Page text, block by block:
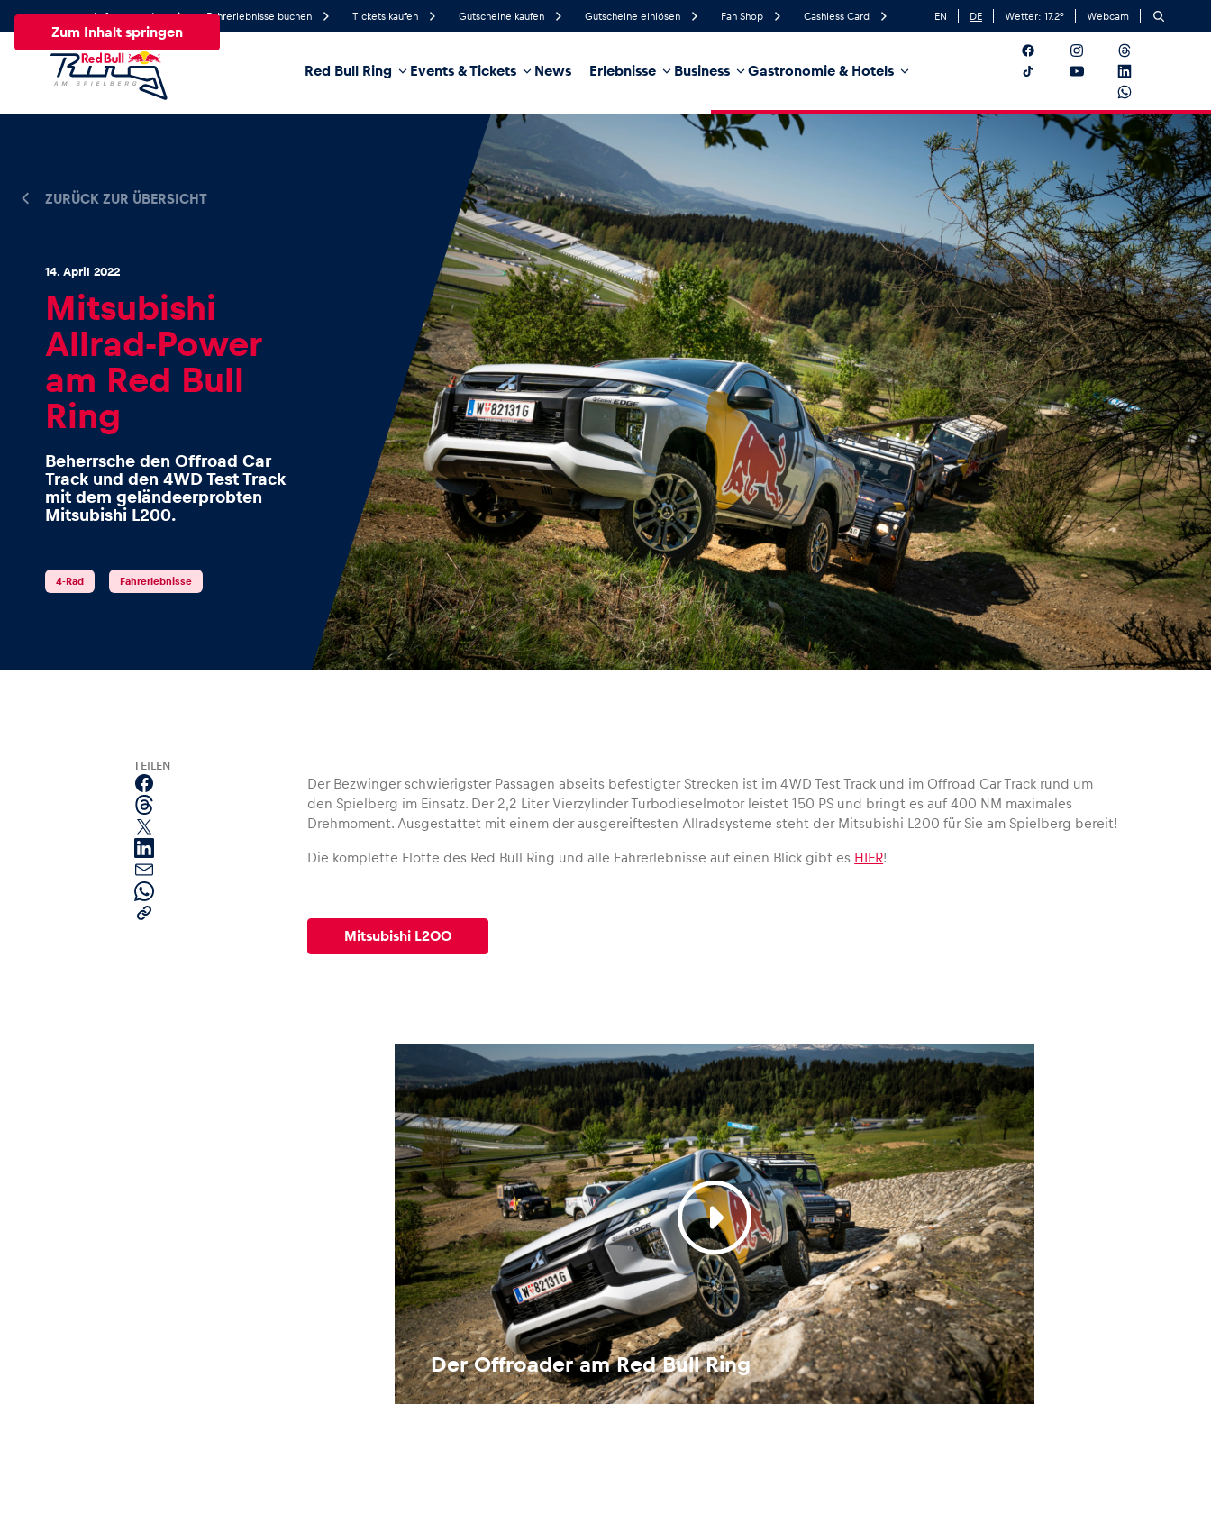
Zum Inhalt springen
Anfrage senden Fahrerlebnisse buchen Tickets kaufen Gutscheine kaufen Gutscheine einlösen Fan Shop Cashless Card EN DE Wetter: 17.2° Webcam
Red Bull Ring Events & Tickets News Erlebnisse Business Gastronomie & Hotels
Regenwahrscheinlichkeit
Südöst Windrichtung
Business Glossar
News
Alle anzeigen
Events
ZURÜCK ZUR ÜBERSICHT
14. April 2022
Mitsubishi
Allrad-Power
am Red Bull
Ring
Beherrsche den Offroad Car
Track und den 4WD Test Track
mit dem geländeerprobten
Mitsubishi L200.
4-Rad Fahrerlebnisse
TEILEN
Der Bezwinger schwierigster Passagen abseits befestigter Strecken ist im 4WD Test Track und im Offroad Car Track rund um
den Spielberg im Einsatz. Der 2,2 Liter Vierzylinder Turbodieselmotor leistet 150 PS und bringt es auf 400 NM maximales
Drehmoment. Ausgestattet mit einem der ausgereiftesten Allradsysteme steht der Mitsubishi L200 für Sie am Spielberg bereit!
Die komplette Flotte des Red Bull Ring und alle Fahrerlebnisse auf einen Blick gibt es HIER!
Mitsubishi L200
Der Offroader am Red Bull Ring